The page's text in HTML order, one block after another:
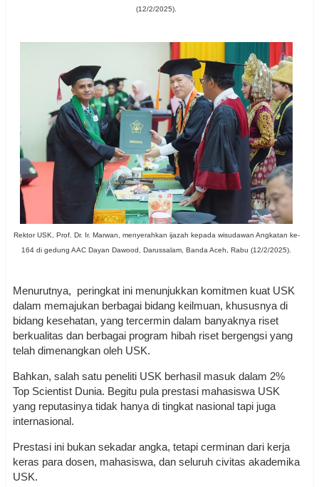
(12/2/2025).
Rektor USK, Prof. Dr. Ir. Marwan, menyerahkan ijazah kepada wisudawan Angkatan ke-
164 di gedung AAC Dayan Dawood, Darussalam, Banda Aceh, Rabu (12/2/2025).
Menurutnya, peringkat ini menunjukkan komitmen kuat USK
dalam memajukan berbagai bidang keilmuan, khususnya di
bidang kesehatan, yang tercermin dalam banyaknya riset
berkualitas dan berbagai program hibah riset bergengsi yang
telah dimenangkan oleh USK.
Bahkan, salah satu peneliti USK berhasil masuk dalam 2%
Top Scientist Dunia. Begitu pula prestasi mahasiswa USK
yang reputasinya tidak hanya di tingkat nasional tapi juga
internasional.
Prestasi ini bukan sekadar angka, tetapi cerminan dari kerja
keras para dosen, mahasiswa, dan seluruh civitas akademika
USK.